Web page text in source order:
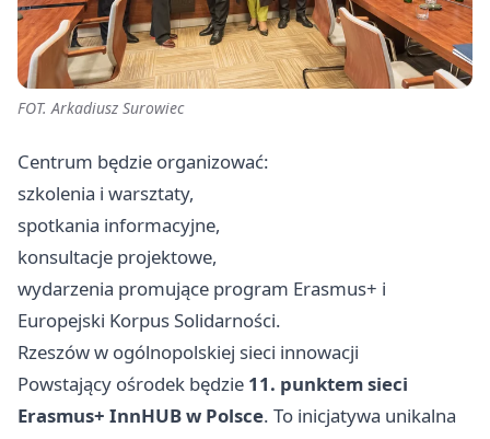
FOT. Arkadiusz Surowiec
Centrum będzie organizować:
szkolenia i warsztaty,
spotkania informacyjne,
konsultacje projektowe,
wydarzenia promujące program Erasmus+ i
Europejski Korpus Solidarności.
Rzeszów w ogólnopolskiej sieci innowacji
Powstający ośrodek będzie 11. punktem sieci
Erasmus+ InnHUB w Polsce. To inicjatywa unikalna